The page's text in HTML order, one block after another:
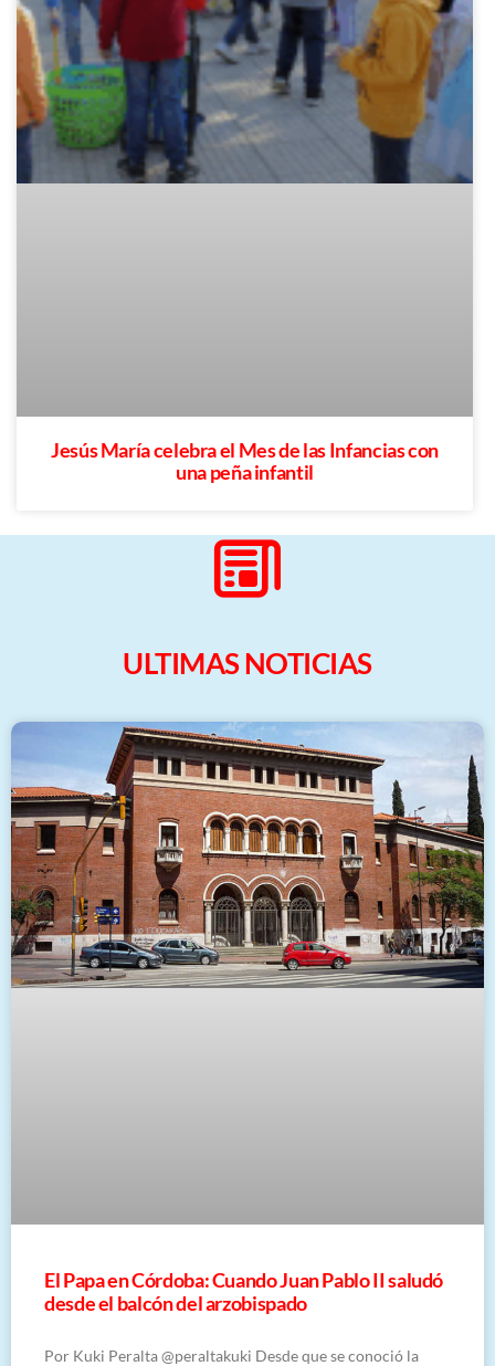
Jesús María celebra el Mes de las Infancias con
una peña infantil
ULTIMAS NOTICIAS
El Papa en Córdoba: Cuando Juan Pablo II saludó
desde el balcón del arzobispado
Por Kuki Peralta @peraltakuki Desde que se conoció la